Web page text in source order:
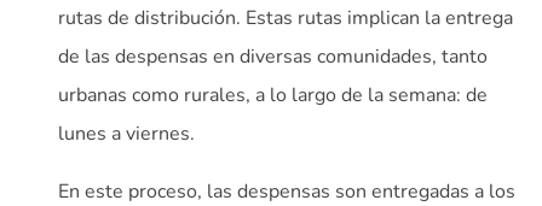
rutas de distribución. Estas rutas implican la entrega
de las despensas en diversas comunidades, tanto
urbanas como rurales, a lo largo de la semana: de
lunes a viernes.
En este proceso, las despensas son entregadas a los